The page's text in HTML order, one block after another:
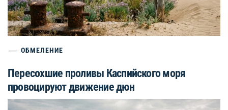
ОБМЕЛЕНИЕ
Пересохшие проливы Каспийского моря
провоцируют движение дюн